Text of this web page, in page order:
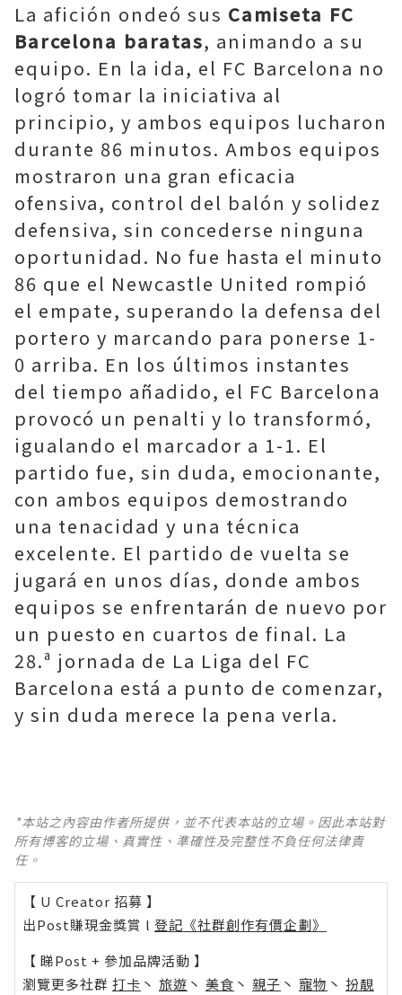
La afición ondeó sus Camiseta FC
Barcelona baratas, animando a su
equipo. En la ida, el FC Barcelona no
logró tomar la iniciativa al
principio, y ambos equipos lucharon
durante 86 minutos. Ambos equipos
mostraron una gran eficacia
ofensiva, control del balón y solidez
defensiva, sin concederse ninguna
oportunidad. No fue hasta el minuto
86 que el Newcastle United rompió
el empate, superando la defensa del
portero y marcando para ponerse 1-
0 arriba. En los últimos instantes
del tiempo añadido, el FC Barcelona
provocó un penalti y lo transformó,
igualando el marcador a 1-1. El
partido fue, sin duda, emocionante,
con ambos equipos demostrando
una tenacidad y una técnica
excelente. El partido de vuelta se
jugará en unos días, donde ambos
equipos se enfrentarán de nuevo por
un puesto en cuartos de final. La
28.ª jornada de La Liga del FC
Barcelona está a punto de comenzar,
y sin duda merece la pena verla.
*本站之內容由作者所提供，並不代表本站的立場。因此本站對
所有博客的立場、真實性、準確性及完整性不負任何法律責
任。
【 U Creator 招募 】
出Post賺現金獎賞 l 登記《社群創作有價企劃》
【 睇Post + 參加品牌活動 】
瀏覽更多社群 打卡 丶 旅遊 丶 美食 丶 親子 丶 寵物 丶 扮靚